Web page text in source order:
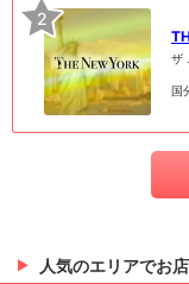
2
ザ
国
人気のエリアでお